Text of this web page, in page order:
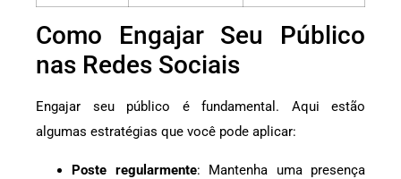
Como Engajar Seu Público
nas Redes Sociais
Engajar seu público é fundamental. Aqui estão
algumas estratégias que você pode aplicar:
Poste regularmente: Mantenha uma presença